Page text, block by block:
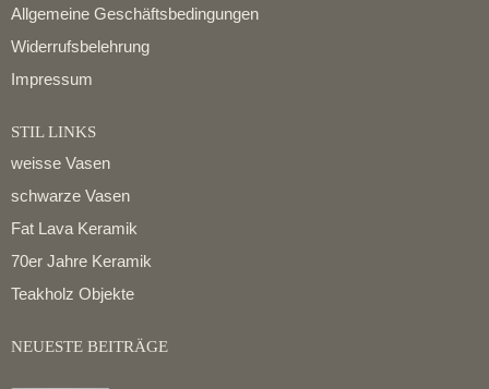
Allgemeine Geschäftsbedingungen
Widerrufsbelehrung
Impressum
STIL LINKS
weisse Vasen
schwarze Vasen
Fat Lava Keramik
70er Jahre Keramik
Teakholz Objekte
NEUESTE BEITRÄGE